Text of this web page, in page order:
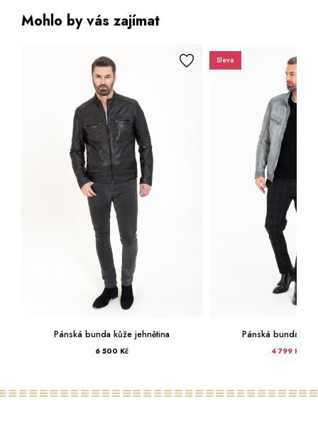
Mohlo by vás zajímat
Pánská bunda kůže jehnětina
6 500 Kč
Sleva
Pánská bunda
4 799 Kč